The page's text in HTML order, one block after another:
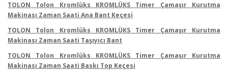
TOLON Tolon Kromlüks KROMLÜKS Timer Çamaşır Kurutma
Makinası Zaman Saati Ana Bant Keçesi
TOLON Tolon Kromlüks KROMLÜKS Timer Çamaşır Kurutma
Makinası Zaman Saati Taşıyıcı Bant
TOLON Tolon Kromlüks KROMLÜKS Timer Çamaşır Kurutma
Makinası Zaman Saati Baskı Top Keçesi